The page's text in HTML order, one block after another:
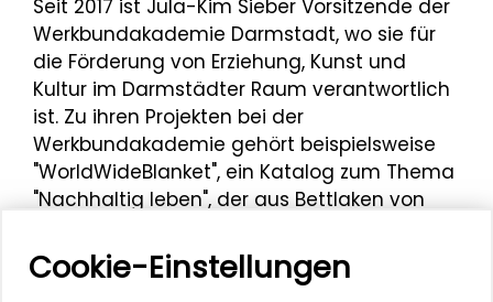
Seit 2017 ist Jula-Kim Sieber Vorsitzende der
Werkbundakademie Darmstadt, wo sie für
die Förderung von Erziehung, Kunst und
Kultur im Darmstädter Raum verantwortlich
ist. Zu ihren Projekten bei der
Werkbundakademie gehört beispielsweise
"WorldWideBlanket", ein Katalog zum Thema
"Nachhaltig leben", der aus Bettlaken von
und anschließend mithilfe von Upcycling
wiederverwertet wurde. Seit 2013 ist sie als
Cookie-Einstellungen